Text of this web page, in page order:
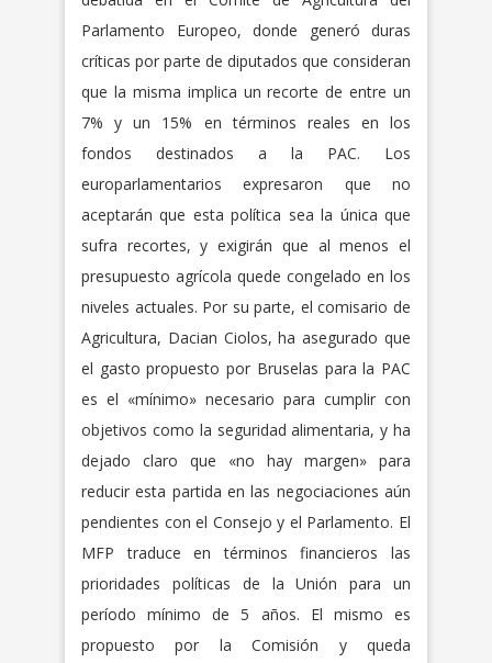
Parlamento Europeo, donde generó duras
críticas por parte de diputados que consideran
que la misma implica un recorte de entre un
7% y un 15% en términos reales en los
fondos destinados a la PAC. Los
europarlamentarios expresaron que no
aceptarán que esta política sea la única que
sufra recortes, y exigirán que al menos el
presupuesto agrícola quede congelado en los
niveles actuales. Por su parte, el comisario de
Agricultura, Dacian Ciolos, ha asegurado que
el gasto propuesto por Bruselas para la PAC
es el «mínimo» necesario para cumplir con
objetivos como la seguridad alimentaria, y ha
dejado claro que «no hay margen» para
reducir esta partida en las negociaciones aún
pendientes con el Consejo y el Parlamento. El
MFP traduce en términos financieros las
prioridades políticas de la Unión para un
período mínimo de 5 años. El mismo es
propuesto por la Comisión y queda